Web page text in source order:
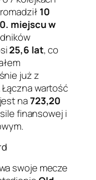
10
miejscu w
25,6 lat, co
już z
wartość
na723,20
finansowej i
swoje mecze